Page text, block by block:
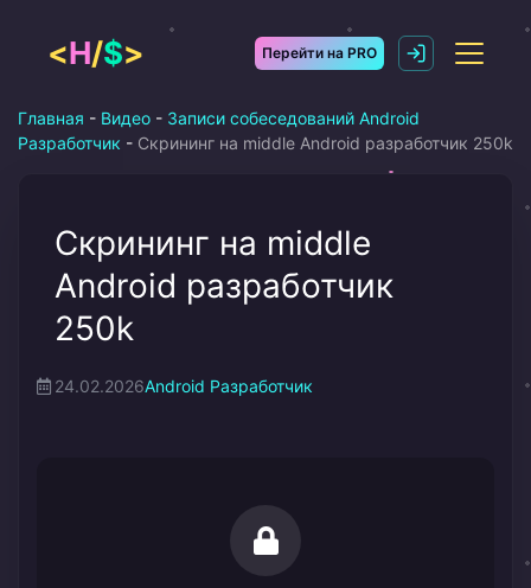
содержимому
<H/$> Перейти на PRO
Главная - Видео - Записи собеседований Android
Разработчик - Скрининг на middle Android разработчик 250k
Скрининг на middle
Android разработчик
250k
24.02.2026Android Разработчик